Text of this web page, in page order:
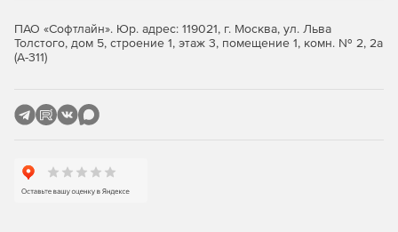
С программой Smartsheet можно легко включить
дедлайнов. Smartsheet может отправлять уведомления
через электронную почту. Настройка автоматического
выполнить задание в срок, но и упростить рабочий
процесс. В уведомление включаются только изменения,
внесенные другими соавторами.
ПАО «Софтлайн». Юр. адрес: 119021, г. Москва, ул. Льва
Толстого, дом 5, строение 1, этаж 3, помещение 1, комн. № 2, 2а
(А-311)